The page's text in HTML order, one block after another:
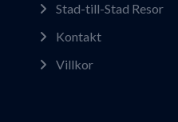
Stad-till-Stad Resor
Kontakt
Villkor